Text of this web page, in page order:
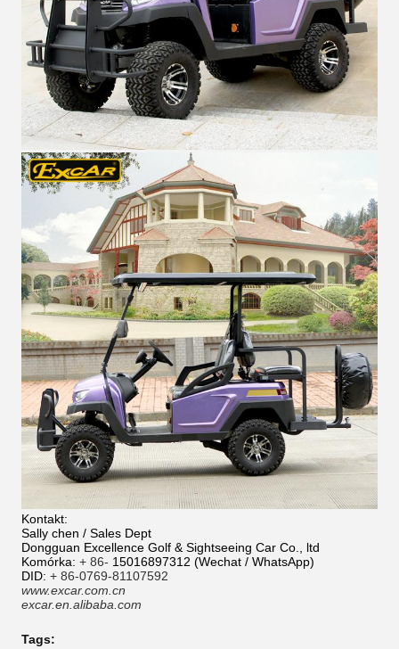
Kontakt:
Sally chen / Sales Dept
Dongguan Excellence Golf & Sightseeing Car Co., ltd
Komórka: + 86- 15016897312 (Wechat / WhatsApp)
DID: + 86-0769-81107592
www.excar.com.cn
excar.en.alibaba.com
Tags: